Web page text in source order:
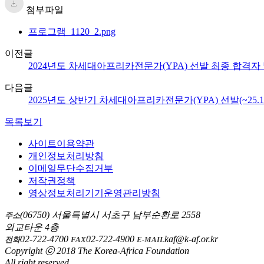
첨부파일
프로그램_1120_2.png
이전글
2024년도 차세대아프리카전문가(YPA) 선발 최종 합격자
다음글
2025년도 상반기 차세대아프리카전문가(YPA) 선발
목록보기
사이트이용약관
개인정보처리방침
이메일무단수집거부
저작권정책
영상정보처리기기운영관리방침
주소(06750) 서울특별시 서초구 남부순환로 2558
외교타운 4층
전화02-722-4700 FAX02-722-4900 E-MAILkaf@k-af.or.kr
Copyright ⓒ 2018 The Korea-Africa Foundation